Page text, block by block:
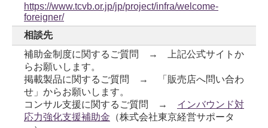
https://www.tcvb.or.jp/jp/project/infra/welcome-
foreigner/
相談先
補助金制度に関するご質問 → 上記公式サイトか
らお願いします。
掲載製品に関するご質問 → 「販売店へ問い合わ
せ」からお願いします。
コンサル支援に関するご質問 → インバウンド対
応力強化支援補助金 （株式会社東京経営サポータ